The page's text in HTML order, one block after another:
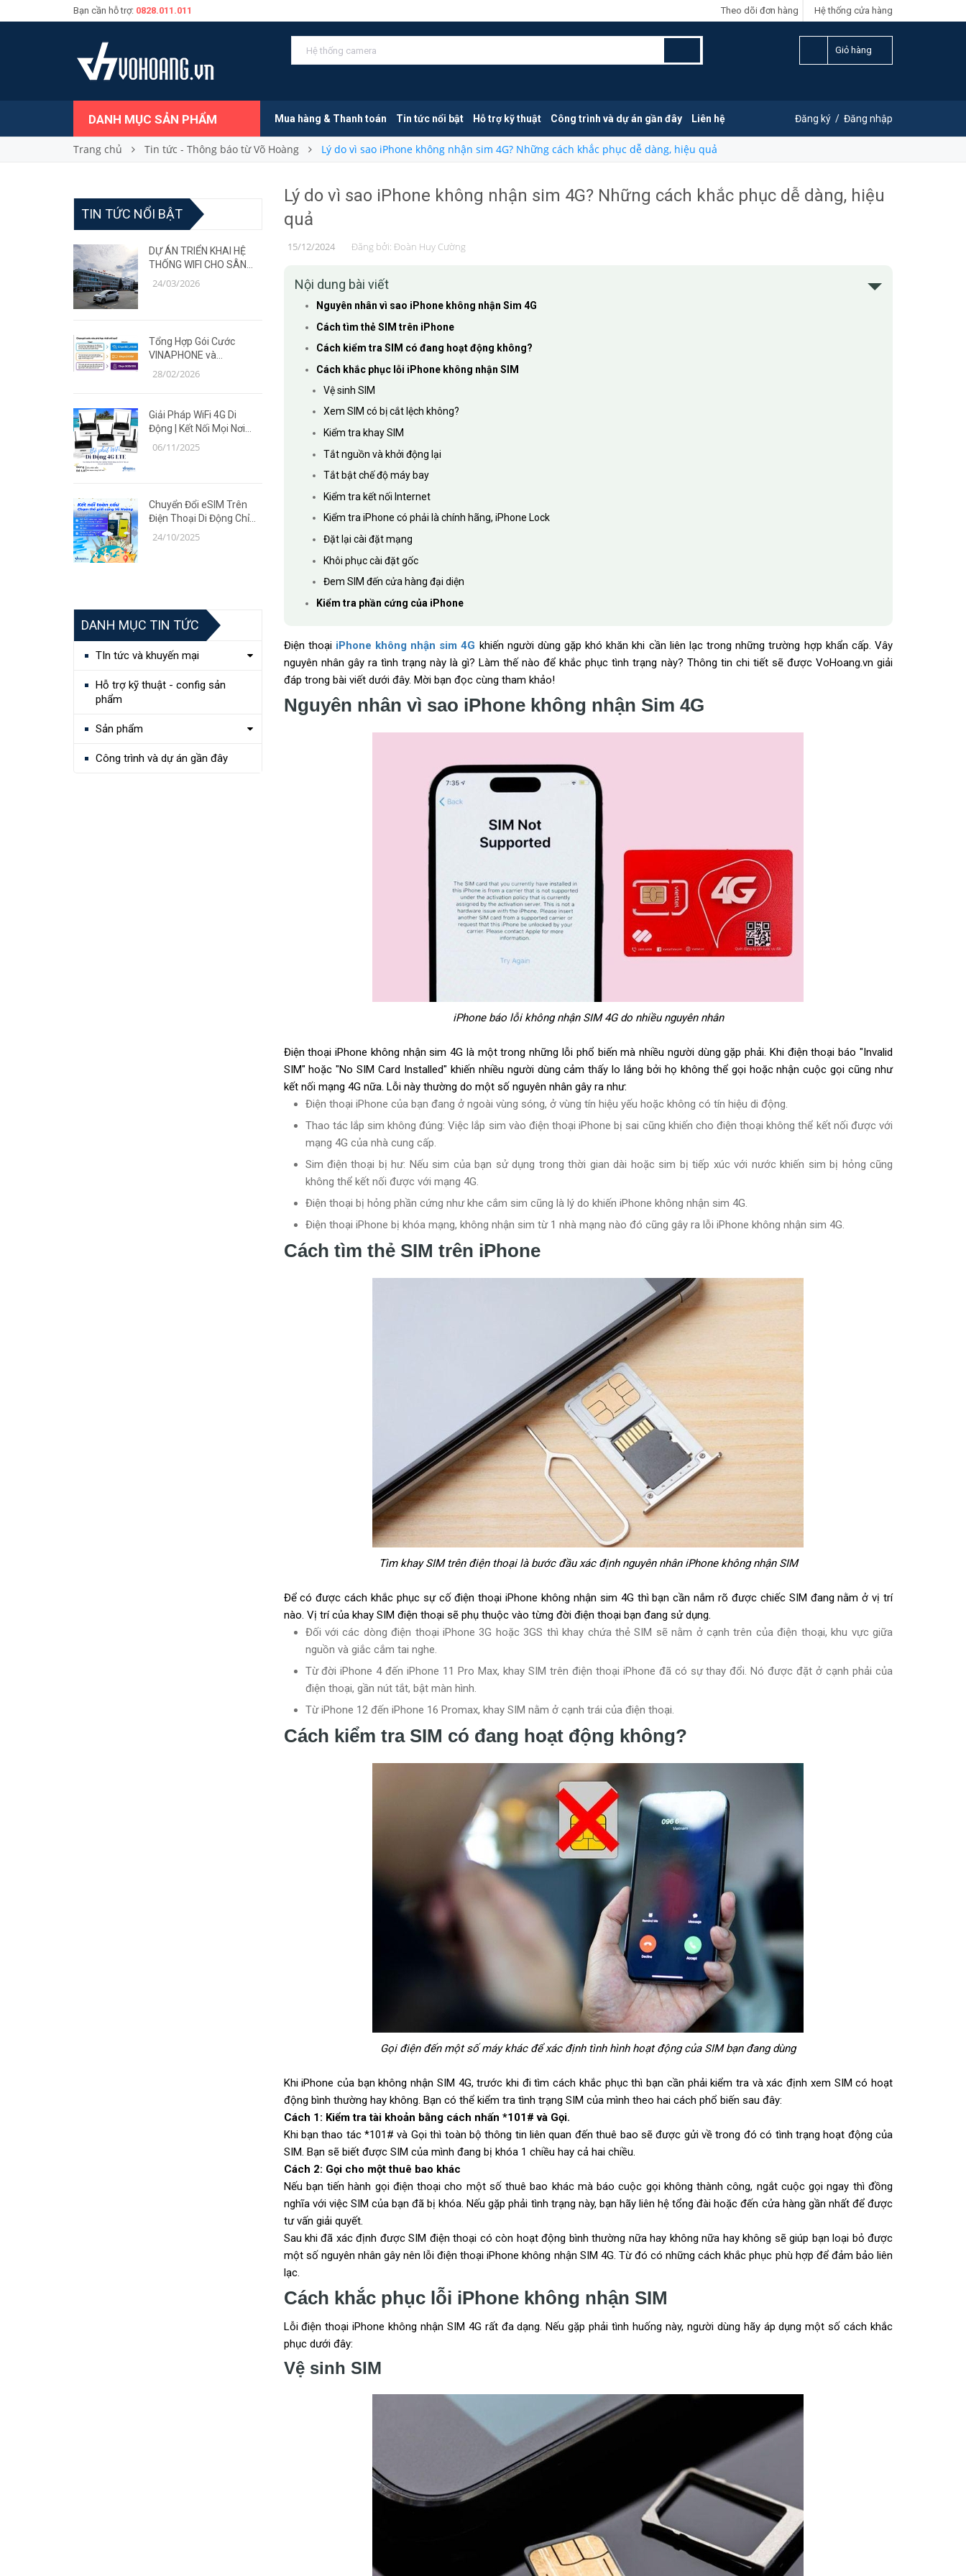
Bạn cần hỗ trợ: 0828.011.011 Hệ thống cửa hàng
Theo dõi đơn hàng
Giỏ hàng
DANH MỤC SẢN PHẨM Mua hàng & Thanh toán Tin tức nổi bật Hỗ trợ kỹ thuật Công trình và dự án gần đây Liên hệ Đăng ký / Đăng nhập
Trang chủ Tin tức - Thông báo từ Võ Hoàng Lý do vì sao iPhone không nhận sim 4G? Những cách khắc phục dễ dàng, hiệu quả
Lý do vì sao iPhone không nhận sim 4G? Những cách khắc phục dễ dàng, hiệu
quả
15/12/2024 Đăng bởi: Đoàn Huy Cường
Nội dung bài viết
Nguyên nhân vì sao iPhone không nhận Sim 4G
Cách tìm thẻ SIM trên iPhone
Cách kiểm tra SIM có đang hoạt động không?
Cách khắc phục lỗi iPhone không nhận SIM
Vệ sinh SIM
Xem SIM có bị cắt lệch không?
Kiểm tra khay SIM
Tắt nguồn và khởi động lại
Tắt bật chế độ máy bay
Kiểm tra kết nối Internet
Kiểm tra iPhone có phải là chính hãng, iPhone Lock
Đặt lại cài đặt mạng
Khôi phục cài đặt gốc
Đem SIM đến cửa hàng đại diện
Kiểm tra phần cứng của iPhone
Điện thoại iPhone không nhận sim 4G khiến người dùng gặp khó khăn khi cần liên lạc trong những trường hợp khẩn cấp. Vây
nguyên nhân gây ra tình trạng này là gì? Làm thế nào để khắc phục tình trạng này? Thông tin chi tiết sẽ được VoHoang.vn giải
đáp trong bài viết dưới đây. Mời bạn đọc cùng tham khảo!
Nguyên nhân vì sao iPhone không nhận Sim 4G
iPhone báo lỗi không nhận SIM 4G do nhiều nguyên nhân
Điện thoại iPhone không nhận sim 4G là một trong những lỗi phổ biến mà nhiều người dùng gặp phải. Khi điện thoại báo "Invalid
SIM" hoặc "No SIM Card Installed" khiến nhiều người dùng cảm thấy lo lắng bởi họ không thể gọi hoặc nhận cuộc gọi cũng như
kết nối mạng 4G nữa. Lỗi này thường do một số nguyên nhân gây ra như:
Điện thoại iPhone của bạn đang ở ngoài vùng sóng, ở vùng tín hiệu yếu hoặc không có tín hiệu di động.
Thao tác lắp sim không đúng: Việc lắp sim vào điện thoại iPhone bị sai cũng khiến cho điện thoại không thể kết nối được với
mạng 4G của nhà cung cấp.
Sim điện thoại bị hư: Nếu sim của bạn sử dụng trong thời gian dài hoặc sim bị tiếp xúc với nước khiến sim bị hỏng cũng
không thể kết nối được với mạng 4G.
Điện thoại bị hỏng phần cứng như khe cắm sim cũng là lý do khiến iPhone không nhận sim 4G.
Điện thoại iPhone bị khóa mạng, không nhận sim từ 1 nhà mạng nào đó cũng gây ra lỗi iPhone không nhận sim 4G.
Cách tìm thẻ SIM trên iPhone
Tìm khay SIM trên điện thoại là bước đầu xác định nguyên nhân iPhone không nhận SIM
Để có được cách khắc phục sự cố điện thoại iPhone không nhận sim 4G thì bạn cần nắm rõ được chiếc SIM đang nằm ở vị trí
nào. Vị trí của khay SIM điện thoại sẽ phụ thuộc vào từng đời điện thoại bạn đang sử dụng.
Đối với các dòng điện thoại iPhone 3G hoặc 3GS thì khay chứa thẻ SIM sẽ nằm ở cạnh trên của điện thoại, khu vực giữa
nguồn và giắc cắm tai nghe.
Từ đời iPhone 4 đến iPhone 11 Pro Max, khay SIM trên điện thoại iPhone đã có sự thay đổi. Nó được đặt ở cạnh phải của
điện thoại, gần nút tắt, bật màn hình.
Từ iPhone 12 đến iPhone 16 Promax, khay SIM nằm ở cạnh trái của điện thoại.
Cách kiểm tra SIM có đang hoạt động không?
Gọi điện đến một số máy khác để xác định tình hình hoạt động của SIM bạn đang dùng
Khi iPhone của bạn không nhận SIM 4G, trước khi đi tìm cách khắc phục thì bạn cần phải kiểm tra và xác định xem SIM có hoạt
động bình thường hay không. Bạn có thể kiểm tra tình trạng SIM của mình theo hai cách phổ biến sau đây:
Cách 1: Kiểm tra tài khoản bằng cách nhấn *101# và Gọi.
Khi bạn thao tác *101# và Gọi thì toàn bộ thông tin liên quan đến thuê bao sẽ được gửi về trong đó có tình trạng hoạt động của
SIM. Bạn sẽ biết được SIM của mình đang bị khóa 1 chiều hay cả hai chiều.
Cách 2: Gọi cho một thuê bao khác
Nếu bạn tiến hành gọi điện thoại cho một số thuê bao khác mà báo cuộc gọi không thành công, ngắt cuộc gọi ngay thì đồng
nghĩa với việc SIM của bạn đã bị khóa. Nếu gặp phải tình trạng này, bạn hãy liên hệ tổng đài hoặc đến cửa hàng gần nhất để được
tư vấn giải quyết.
Sau khi đã xác định được SIM điện thoại có còn hoạt động bình thường nữa hay không nữa hay không sẽ giúp bạn loại bỏ được
một số nguyên nhân gây nên lỗi điện thoại iPhone không nhận SIM 4G. Từ đó có những cách khắc phục phù hợp để đảm bảo liên
lạc.
Cách khắc phục lỗi iPhone không nhận SIM
Lỗi điện thoại iPhone không nhận SIM 4G rất đa dạng. Nếu gặp phải tình huống này, người dùng hãy áp dụng một số cách khắc
phục dưới đây:
Vệ sinh SIM
TIN TỨC NỔI BẬT
DỰ ÁN TRIỂN KHAI HỆ
THỐNG WIFI CHO SÂN
BAY – GIẢI PHÁP MẠNG
24/03/2026
Tổng Hợp Gói Cước
VINAPHONE và
MOBIFONE Giá Ưu Đãi
28/02/2026
Giải Pháp WiFi 4G Di
Động | Kết Nối Mọi Nơi
Cùng Router TP-Link MR
06/11/2025
Chuyển Đổi eSIM Trên
Điện Thoại Di Động Chỉ
Trong 5 Phút | Giải Pháp
24/10/2025
DANH MỤC TIN TỨC
TIn tức và khuyến mại
Hỗ trợ kỹ thuật - config sản
phẩm
Sản phẩm
Công trình và dự án gần đây